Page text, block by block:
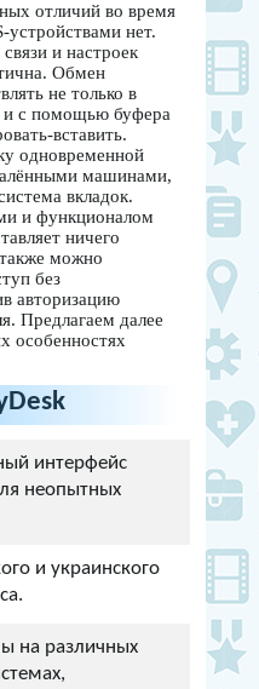
отличий во время
нет.
и настроек
Обмен
не только в
с помощью буфера
вставить.
одновременной
машинами,
вкладок.
и функционалом
ничего
можно
без
авторизацию
Предлагаем далее
особенностях
интерфейс
неопытных
и украинского
на различных